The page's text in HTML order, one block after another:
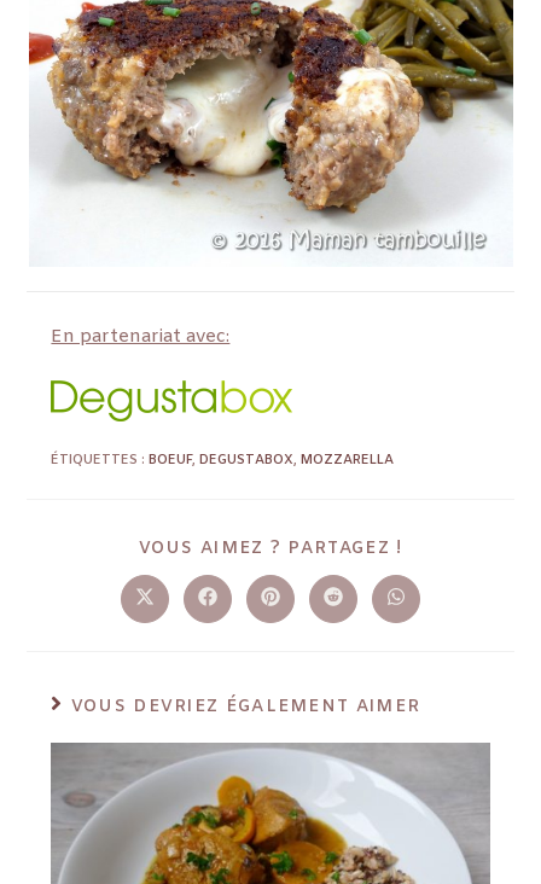
En partenariat avec:
ÉTIQUETTES :BOEUF, DEGUSTABOX, MOZZARELLA
VOUS AIMEZ ? PARTAGEZ !
VOUS DEVRIEZ ÉGALEMENT AIMER